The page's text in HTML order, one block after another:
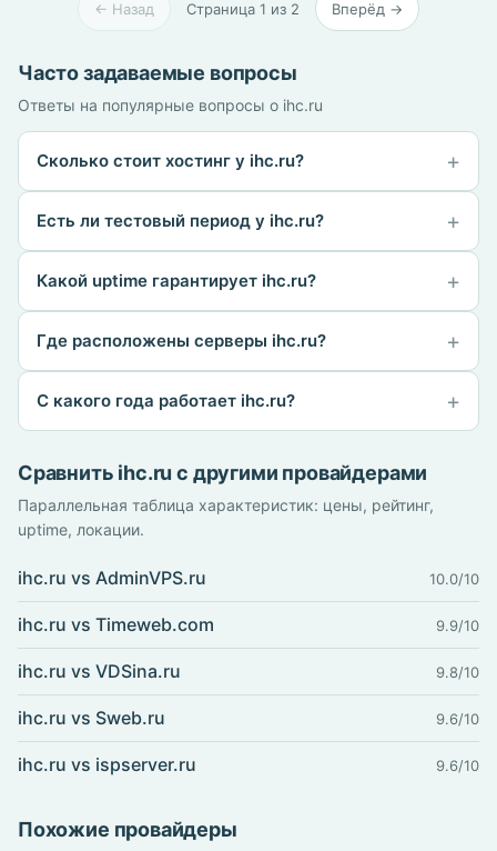
← Назад Страница 1 из 2 Вперёд →
Часто задаваемые вопросы
Ответы на популярные вопросы о ihc.ru
Сколько стоит хостинг у ihc.ru?
Есть ли тестовый период у ihc.ru?
Какой uptime гарантирует ihc.ru?
Где расположены серверы ihc.ru?
С какого года работает ihc.ru?
Сравнить ihc.ru с другими провайдерами
Параллельная таблица характеристик: цены, рейтинг,
uptime, локации.
ihc.ru vs AdminVPS.ru 10.0/10
ihc.ru vs Timeweb.com 9.9/10
ihc.ru vs VDSina.ru 9.8/10
ihc.ru vs Sweb.ru 9.6/10
ihc.ru vs ispserver.ru 9.6/10
Похожие провайдеры